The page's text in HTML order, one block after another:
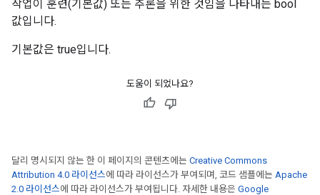
작업이 훈련(기본값) 또는 추론을 위한 것임을 나타내는 bool
값입니다.
기본값은 true입니다.
도움이 되었나요?
달리 명시되지 않는 한 이 페이지의 콘텐츠에는 Creative Commons
Attribution 4.0 라이선스에 따라 라이선스가 부여되며, 코드 샘플에는 Apache
2.0 라이선스에 따라 라이선스가 부여됩니다. 자세한 내용은 Google